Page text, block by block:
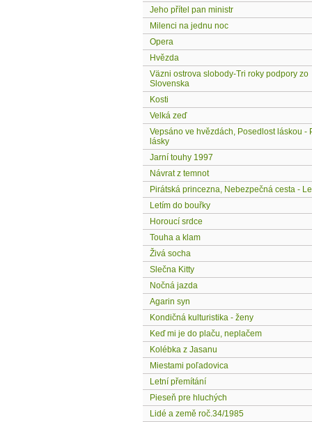
Jeho přítel pan ministr
Milenci na jednu noc
Opera
Hvězda
Väzni ostrova slobody-Tri roky podpory zo
Slovenska
Kosti
Velká zeď
Vepsáno ve hvězdách, Posedlost láskou -
lásky
Jarní touhy 1997
Návrat z temnot
Pirátská princezna, Nebezpečná cesta -
Letím do bouřky
Horoucí srdce
Touha a klam
Živá socha
Slečna Kitty
Nočná jazda
Agarin syn
Kondičná kulturistika - ženy
Keď mi je do plaču, neplačem
Kolébka z Jasanu
Miestami poľadovica
Letní přemítání
Pieseň pre hluchých
Lidé a země roč.34/1985